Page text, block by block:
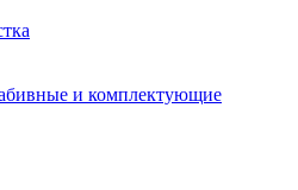
и комплектующие